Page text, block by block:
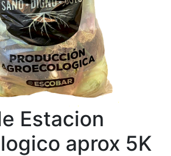
Estacion
aprox 5K